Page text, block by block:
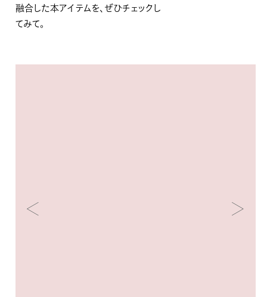
融合した本アイテムを、ぜひチェックし
てみて。